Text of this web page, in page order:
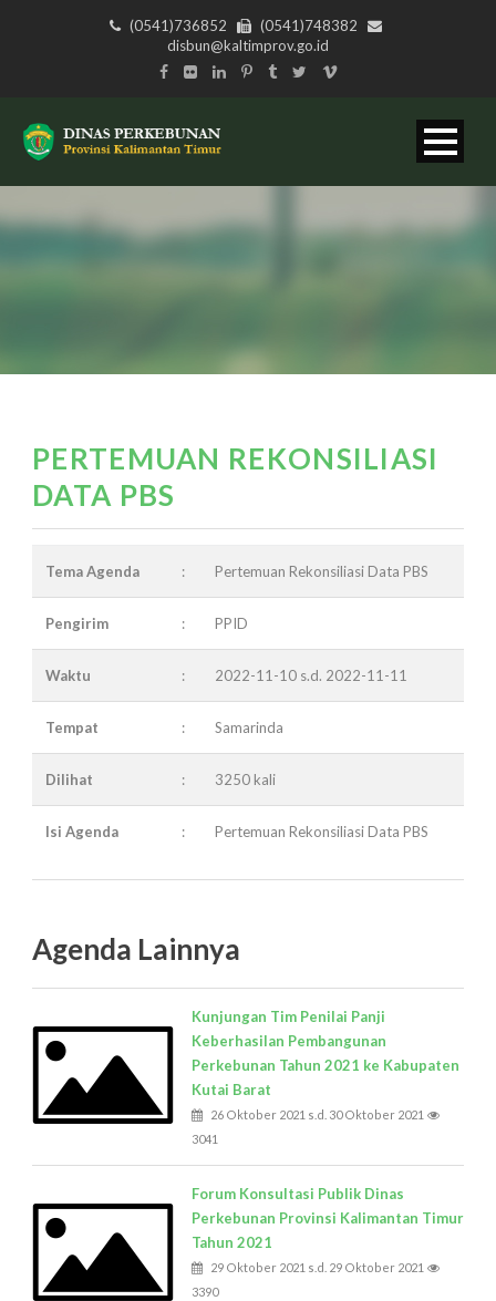
(0541)736852
(0541)748382
disbun@kaltimprov.go.id
PERTEMUAN REKONSILIASI
DATA PBS
Tema Agenda : Pertemuan Rekonsiliasi Data PBS
Pengirim : PPID
Waktu : 2022-11-10 s.d. 2022-11-11
Tempat : Samarinda
Dilihat : 3250 kali
Isi Agenda : Pertemuan Rekonsiliasi Data PBS
Agenda Lainnya
Kunjungan Tim Penilai Panji
Keberhasilan Pembangunan
Perkebunan Tahun 2021 ke Kabupaten
Kutai Barat
26 Oktober 2021 s.d. 30 Oktober 2021
3041
Forum Konsultasi Publik Dinas
Perkebunan Provinsi Kalimantan Timur
Tahun 2021
29 Oktober 2021 s.d. 29 Oktober 2021
3390